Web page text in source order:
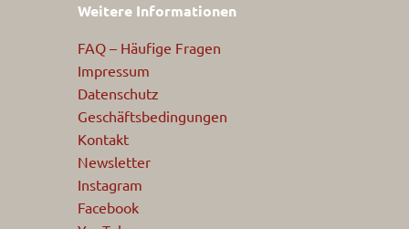
Weitere Informationen
FAQ – Häufige Fragen
Impressum
Datenschutz
Geschäftsbedingungen
Kontakt
Newsletter
Instagram
Facebook